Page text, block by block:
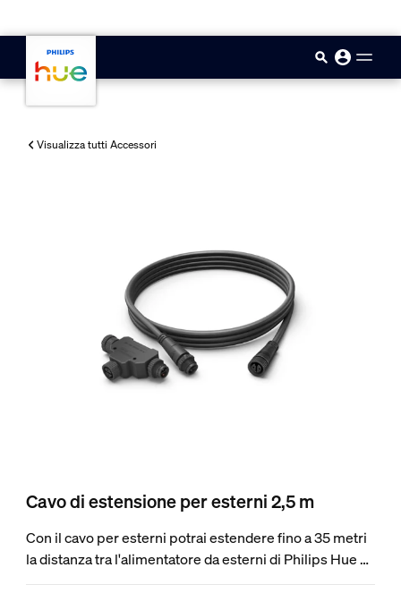
Visualizza tutti Accessori
Cavo di estensione per esterni 2,5 m
Con il cavo per esterni potrai estendere fino a 35 metri
la distanza tra l'alimentatore da esterni di Philips Hue e
il primo punto oppure potrai estendere quella tra i